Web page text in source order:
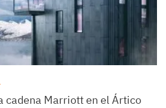
cadena Marriott en el Ártico